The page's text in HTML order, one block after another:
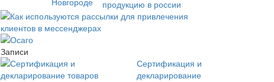
продукцию в россии
Как используются рассылки для привлечения
клиентов в мессенджерах
Осаго
Записи
Сертификация и
декларирование